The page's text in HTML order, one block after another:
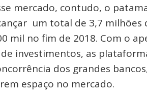
mercado, contudo, o
um total de 3,7 milhões
mil no fim de 2018. Com o
investimentos, as
dos grandes
espaço no mercado.